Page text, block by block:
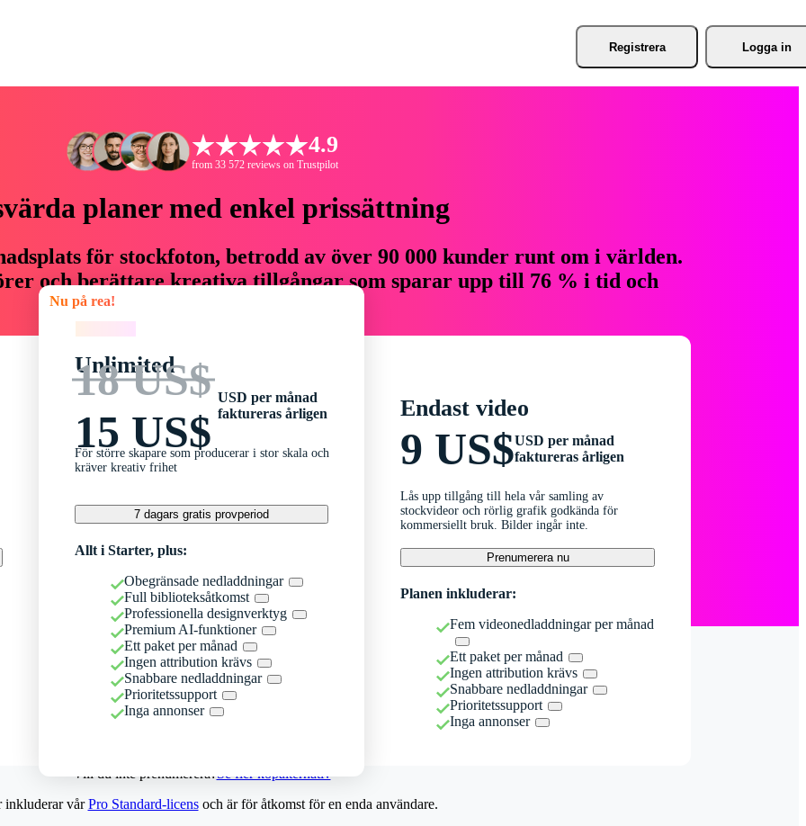
Registrera Logga in
4.9
from 33 572 reviews on Trustpilot
planer med enkel prissättning
för stockfoton, betrodd av över 90 000 kunder runt om i världen.
och berättare kreativa tillgångar som sparar upp till 76 % i tid och
Nu på rea!
Unlimited
18 US$
15 US$
USD per månad
faktureras årligen
För större skapare som producerar i stor skala och
kräver kreativ frihet
7 dagars gratis provperiod
Allt i Starter, plus:
Obegränsade nedladdningar
Full biblioteksåtkomst
Professionella designverktyg
Premium AI-funktioner
Ett paket per månad
Ingen attribution krävs
Snabbare nedladdningar
Prioritetssupport
Inga annonser
Endast video
9 US$USD per månad
faktureras årligen
Lås upp tillgång till hela vår samling av
stockvideor och rörlig grafik godkända för
kommersiellt bruk. Bilder ingår inte.
Prenumerera nu
Planen inkluderar:
Fem videonedladdningar per månad
Ett paket per månad
Ingen attribution krävs
Snabbare nedladdningar
Prioritetssupport
Inga annonser
Vill du inte prenumerera?Se fler köpalternativ
inkluderar vårPro Standard-licensoch är för åtkomst för en enda användare.